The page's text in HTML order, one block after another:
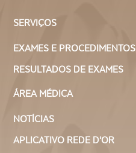
SERVIÇOS
EXAMES E PROCEDIMENTOS
RESULTADOS DE EXAMES
ÁREA MÉDICA
NOTÍCIAS
APLICATIVO REDE D'OR